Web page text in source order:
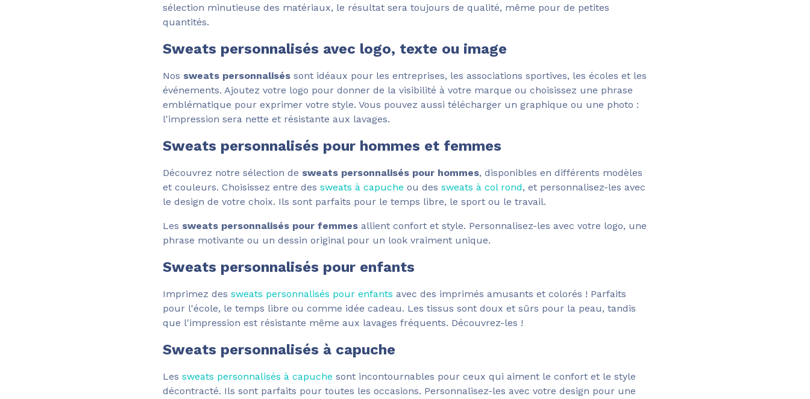
sélection minutieuse des matériaux, le résultat sera toujours de qualité, même pour de petites
quantités.
Sweats personnalisés avec logo, texte ou image
Nos sweats personnalisés sont idéaux pour les entreprises, les associations sportives, les écoles et les
événements. Ajoutez votre logo pour donner de la visibilité à votre marque ou choisissez une phrase
emblématique pour exprimer votre style. Vous pouvez aussi télécharger un graphique ou une photo :
l'impression sera nette et résistante aux lavages.
Sweats personnalisés pour hommes et femmes
Découvrez notre sélection de sweats personnalisés pour hommes, disponibles en différents modèles
et couleurs. Choisissez entre des sweats à capuche ou des sweats à col rond, et personnalisez-les avec
le design de votre choix. Ils sont parfaits pour le temps libre, le sport ou le travail.
Les sweats personnalisés pour femmes allient confort et style. Personnalisez-les avec votre logo, une
phrase motivante ou un dessin original pour un look vraiment unique.
Sweats personnalisés pour enfants
Imprimez des sweats personnalisés pour enfants avec des imprimés amusants et colorés ! Parfaits
pour l'école, le temps libre ou comme idée cadeau. Les tissus sont doux et sûrs pour la peau, tandis
que l'impression est résistante même aux lavages fréquents. Découvrez-les !
Sweats personnalisés à capuche
Les sweats personnalisés à capuche sont incontournables pour ceux qui aiment le confort et le style
décontracté. Ils sont parfaits pour toutes les occasions. Personnalisez-les avec votre design pour une